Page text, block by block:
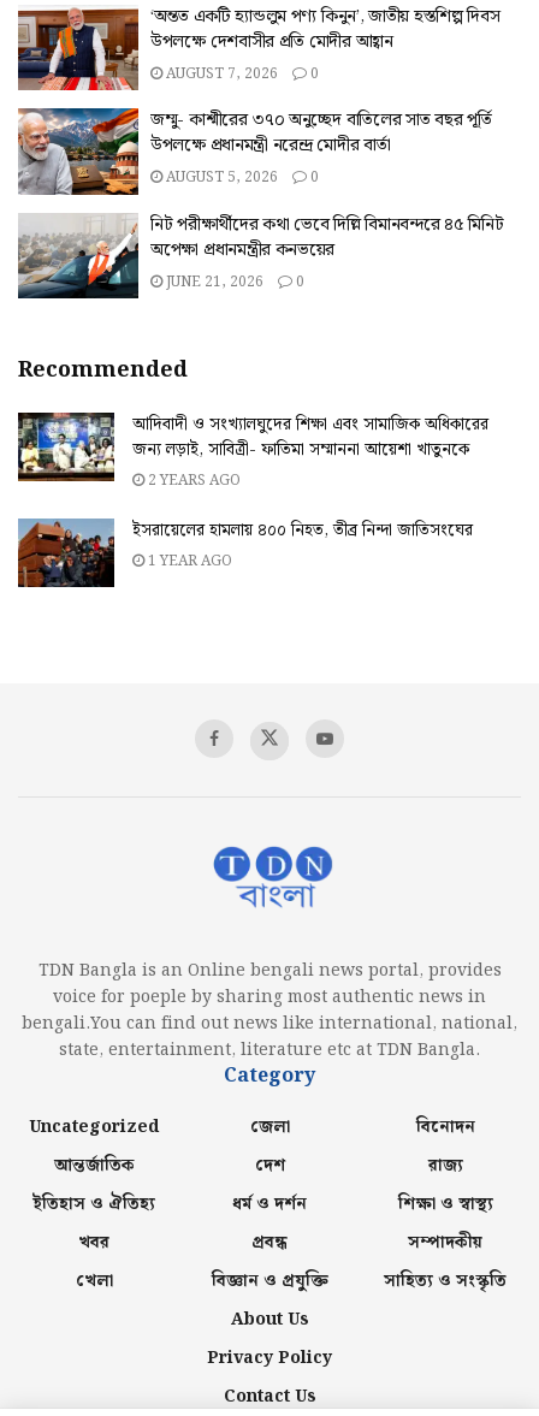
‘অন্তত একটি হ্যান্ডলুম পণ্য কিনুন’, জাতীয় হস্তশিল্প দিবস
উপলক্ষে দেশবাসীর প্রতি মোদীর আহ্বান
AUGUST 7, 2026 0
জম্মু- কাশ্মীরের ৩৭০ অনুচ্ছেদ বাতিলের সাত বছর পূর্তি
উপলক্ষে প্রধানমন্ত্রী নরেন্দ্র মোদীর বার্তা
AUGUST 5, 2026 0
নিট পরীক্ষার্থীদের কথা ভেবে দিল্লি বিমানবন্দরে ৪৫ মিনিট
অপেক্ষা প্রধানমন্ত্রীর কনভয়ের
JUNE 21, 2026 0
Recommended
আদিবাদী ও সংখ্যালঘুদের শিক্ষা এবং সামাজিক অধিকারের
জন্য লড়াই, সাবিত্রী- ফাতিমা সম্মাননা আয়েশা খাতুনকে
2 YEARS AGO
ইসরায়েলের হামলায় ৪০০ নিহত, তীব্র নিন্দা জাতিসংঘের
1 YEAR AGO
TDN Bangla is an Online bengali news portal, provides
voice for poeple by sharing most authentic news in
bengali.You can find out news like international, national,
state, entertainment, literature etc at TDN Bangla.
Category
Uncategorized
আন্তর্জাতিক
ইতিহাস ও ঐতিহ্য
খবর
খেলা
জেলা
দেশ
ধর্ম ও দর্শন
প্রবন্ধ
বিজ্ঞান ও প্রযুক্তি
বিনোদন
রাজ্য
শিক্ষা ও স্বাস্থ্য
সম্পাদকীয়
সাহিত্য ও সংস্কৃতি
About Us
Privacy Policy
Contact Us